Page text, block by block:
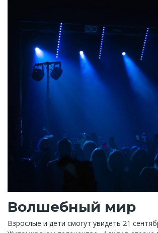
Волшебный мир
Взрослые и дети смогут увидеть 21